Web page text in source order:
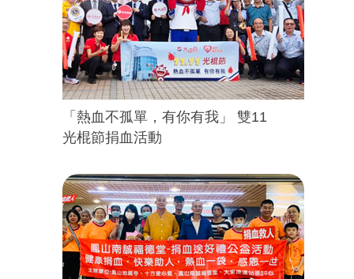
「熱血不孤單，有你有我」 雙11
光棍節捐血活動